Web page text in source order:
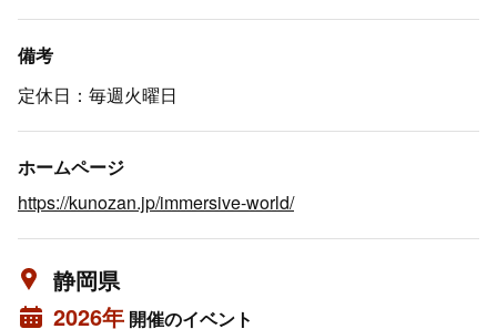
備考
定休日：毎週火曜日
ホームページ
https://kunozan.jp/immersive-world/
静岡県
2026年 開催のイベント